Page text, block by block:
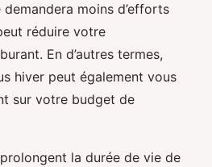
moins d’efforts
réduire votre
En d’autres termes,
hiver peut également vous
sur votre budget de
la durée de vie de